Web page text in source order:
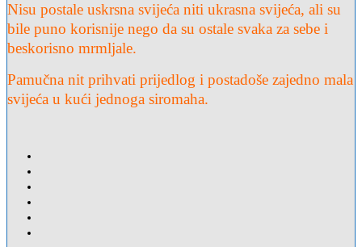
Nisu postale uskrsna svijeća niti ukrasna svijeća, ali su
bile puno korisnije nego da su ostale svaka za sebe i
beskorisno mrmljale.
Pamučna nit prihvati prijedlog i postadoše zajedno mala
svijeća u kući jednoga siromaha.